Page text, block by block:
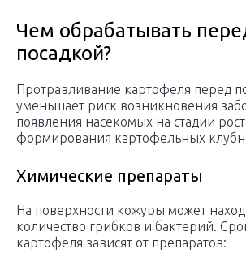
Чем обрабатывать
посадкой?
Протравливание картофеля перед
уменьшает риск возникновения
появления насекомых на стадии
формирования картофельных
Химические препараты
На поверхности кожуры может
количество грибков и бактерий.
картофеля зависят от препаратов: